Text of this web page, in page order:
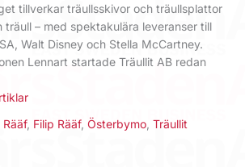
tillverkar träullsskivor och träullsplattor
träull – med spektakulära leveranser till
Walt Disney och Stella McCartney.
Lennart startade Träullit AB redan
Rääf, Filip Rääf, Österbymo Träullit